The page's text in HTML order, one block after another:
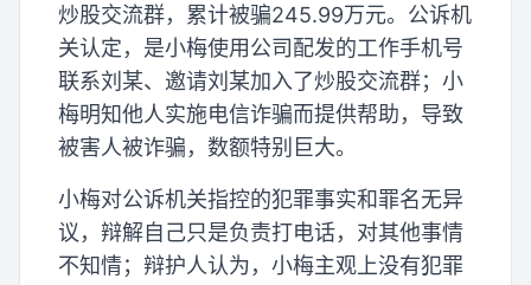
炒股交流群，累计被骗245.99万元。公诉机
关认定，是小梅使用公司配发的工作手机号
联系刘某、邀请刘某加入了炒股交流群；小
梅明知他人实施电信诈骗而提供帮助，导致
被害人被诈骗，数额特别巨大。
小梅对公诉机关指控的犯罪事实和罪名无异
议，辩解自己只是负责打电话，对其他事情
不知情；辩护人认为，小梅主观上没有犯罪